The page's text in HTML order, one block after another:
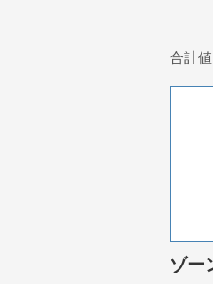
合計
ゾー